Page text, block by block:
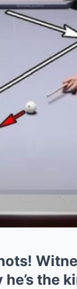
the